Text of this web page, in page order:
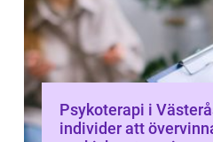
Psykoterapi i
individer att